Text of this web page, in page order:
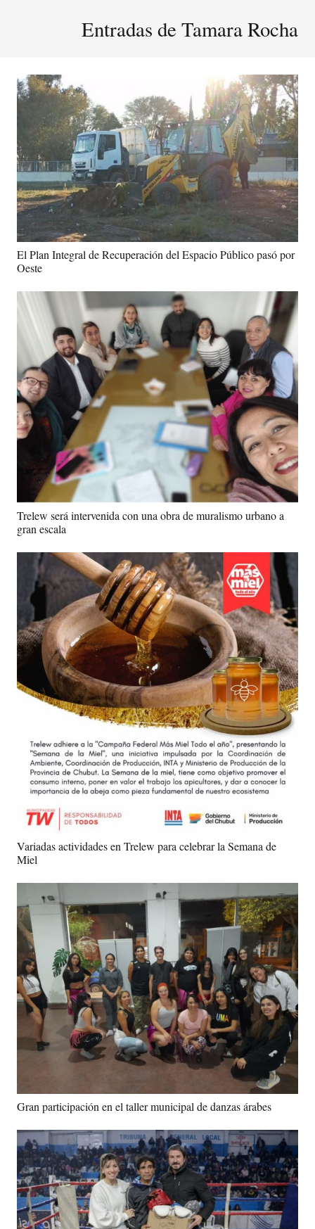
Entradas de Tamara Rocha
El Plan Integral de Recuperación del Espacio Público pasó por
Oeste
Trelew será intervenida con una obra de muralismo urbano a
gran escala
Variadas actividades en Trelew para celebrar la Semana de
Miel
Gran participación en el taller municipal de danzas árabes